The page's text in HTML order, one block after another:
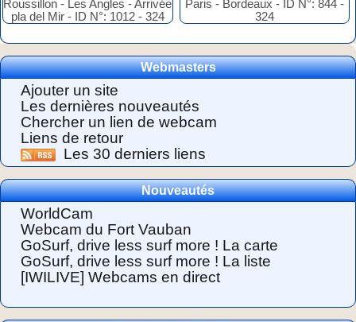
Webmasters
Ajouter un site
Les dernières nouveautés
Chercher un lien de webcam
Liens de retour
Les 30 derniers liens
Nouveautés
WorldCam
Webcam du Fort Vauban
GoSurf, drive less surf more ! La carte
GoSurf, drive less surf more ! La liste
[IWILIVE] Webcams en direct